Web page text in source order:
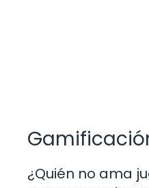
¿Quién no ama